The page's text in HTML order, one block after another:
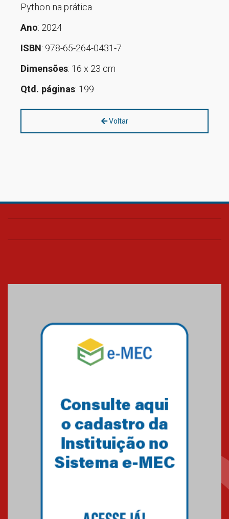
Python na prática
Ano: 2024
ISBN: 978-65-264-0431-7
Dimensões: 16 x 23 cm
Qtd. páginas: 199
Voltar